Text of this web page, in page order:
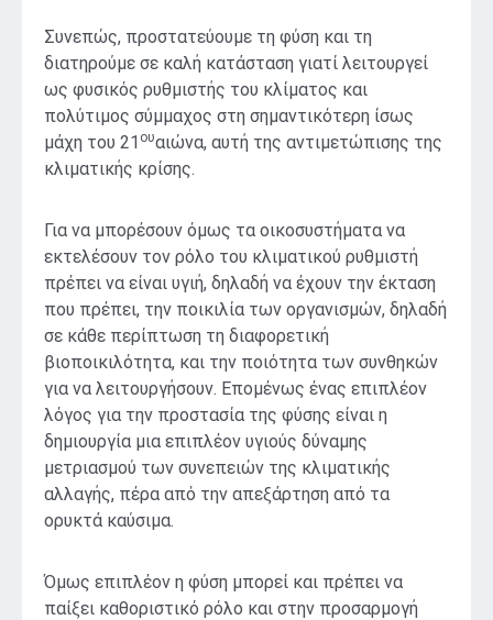
Συνεπώς, προστατεύουμε τη φύση και τη
διατηρούμε σε καλή κατάσταση γιατί λειτουργεί
ως φυσικός ρυθμιστής του κλίματος και
πολύτιμος σύμμαχος στη σημαντικότερη ίσως
μάχη του 21 ουαιώνα, αυτή της αντιμετώπισης της
κλιματικής κρίσης.
Για να μπορέσουν όμως τα οικοσυστήματα να
εκτελέσουν τον ρόλο του κλιματικού ρυθμιστή
πρέπει να είναι υγιή, δηλαδή να έχουν την έκταση
που πρέπει, την ποικιλία των οργανισμών, δηλαδή
σε κάθε περίπτωση τη διαφορετική
βιοποικιλότητα, και την ποιότητα των συνθηκών
για να λειτουργήσουν. Επομένως ένας επιπλέον
λόγος για την προστασία της φύσης είναι η
δημιουργία μια επιπλέον υγιούς δύναμης
μετριασμού των συνεπειών της κλιματικής
αλλαγής, πέρα από την απεξάρτηση από τα
ορυκτά καύσιμα.
Όμως επιπλέον η φύση μπορεί και πρέπει να
παίξει καθοριστικό ρόλο και στην προσαρμογή